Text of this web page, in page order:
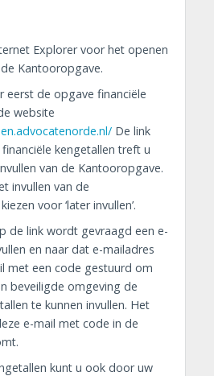
Explorer voor het openen
Kantooropgave.
eerst de opgave financiële
website
De link
kengetallen treft u
van de Kantooropgave.
invullen van de
voor ‘later invullen’.
de link wordt gevraagd een e-
en naar dat e-mailadres
met een code gestuurd om
beveiligde omgeving de
te kunnen invullen. Het
e-mail met code in de
kunt u ook door uw